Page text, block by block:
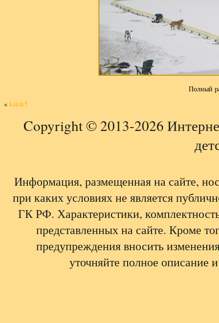
Полный
« katok5
Copyright © 2013-2026
Информация, размещенная на сайте,
при каких условиях не является
ГК РФ. Характеристики,
представленных на сайте. Кроме
предупреждения вносить
уточняйте полное описание